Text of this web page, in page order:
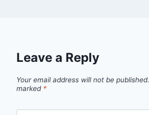
Leave a Reply
Your email address will not be published.
marked *